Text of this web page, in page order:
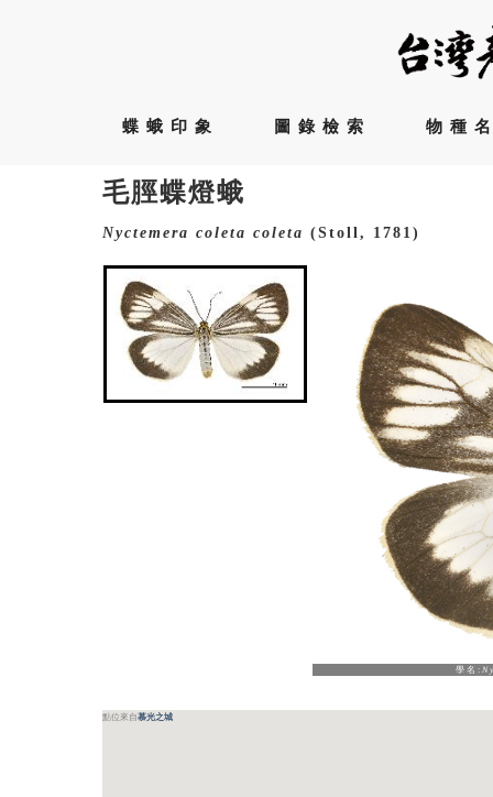
蝶蛾印象 圖錄檢索 物種
毛脛蝶燈蛾
Nyctemera coleta coleta (Stoll, 1781)
學名:
點位來自慕光之城